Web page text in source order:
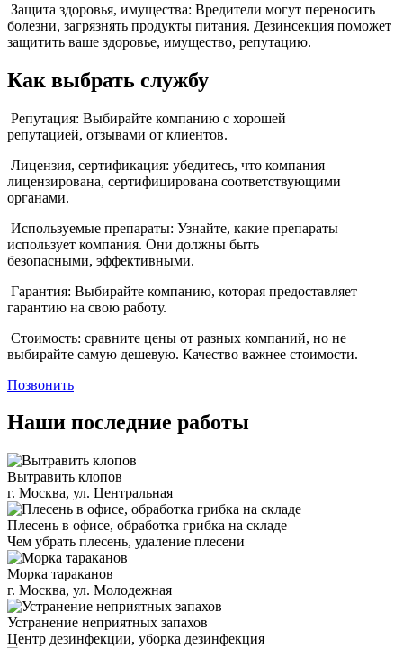
Защита здоровья, имущества: Вредители могут переносить
болезни, загрязнять продукты питания. Дезинсекция поможет
защитить ваше здоровье, имущество, репутацию.
Как выбрать службу
Репутация: Выбирайте компанию с хорошей
репутацией, отзывами от клиентов.
Лицензия, сертификация: убедитесь, что компания
лицензирована, сертифицирована соответствующими
органами.
Используемые препараты: Узнайте, какие препараты
использует компания. Они должны быть
безопасными, эффективными.
Гарантия: Выбирайте компанию, которая предоставляет
гарантию на свою работу.
Стоимость: сравните цены от разных компаний, но не
выбирайте самую дешевую. Качество важнее стоимости.
Позвонить
Наши последние работы
Вытравить клопов
г. Москва, ул. Центральная
Плесень в офисе, обработка грибка на складе
Чем убрать плесень, удаление плесени
Морка тараканов
г. Москва, ул. Молодежная
Устранение неприятных запахов
Центр дезинфекции, уборка дезинфекция